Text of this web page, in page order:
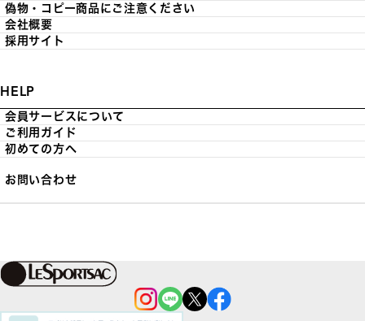
偽物・コピー商品にご注意ください
会社概要
採用サイト
HELP
会員サービスについて
ご利用ガイド
初めての方へ
お問い合わせ